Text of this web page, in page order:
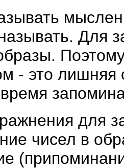
Для
- это лишняя
для
чисел в